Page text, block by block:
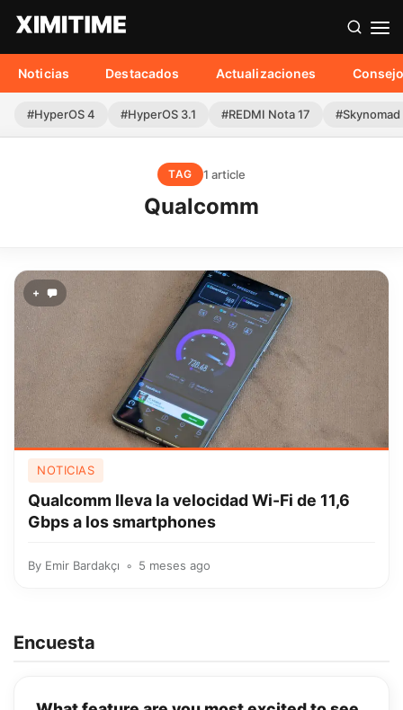
Noticias Destacados Actualizaciones
#HyperOS 4 #HyperOS 3.1 #REDMI Nota 17 #Skynomad
TAG 1 article
Qualcomm
+
NOTICIAS
Qualcomm lleva la velocidad Wi-Fi de 11,6
Gbps a los smartphones
By Emir Bardakçı 5 meses ago
Encuesta